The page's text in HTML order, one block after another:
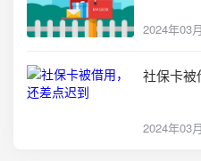
2024年03
社保卡被
2024年03